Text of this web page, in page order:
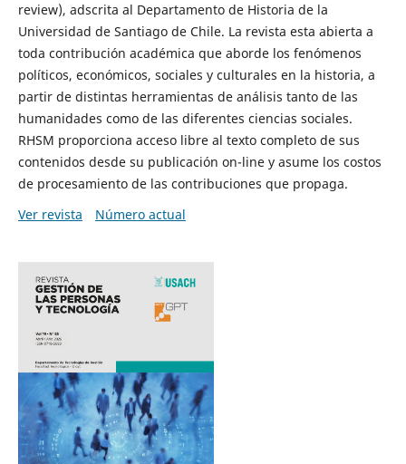
review), adscrita al Departamento de Historia de la
Universidad de Santiago de Chile. La revista esta abierta a
toda contribución académica que aborde los fenómenos
políticos, económicos, sociales y culturales en la historia, a
partir de distintas herramientas de análisis tanto de las
humanidades como de las diferentes ciencias sociales.
RHSM proporciona acceso libre al texto completo de sus
contenidos desde su publicación on-line y asume los costos
de procesamiento de las contribuciones que propaga.
Ver revista
Número actual